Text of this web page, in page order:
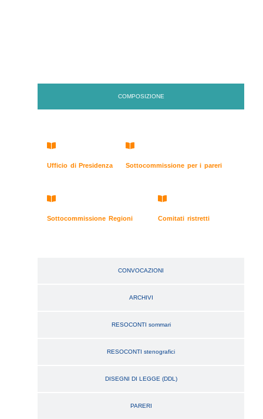
COMPOSIZIONE
CONVOCAZIONI
ARCHIVI
RESOCONTI sommari
RESOCONTI stenografici
DISEGNI DI LEGGE (DDL)
PARERI
Ufficio di Presidenza Sottocommissione per i pareri
Sottocommissione Regioni Comitati ristretti